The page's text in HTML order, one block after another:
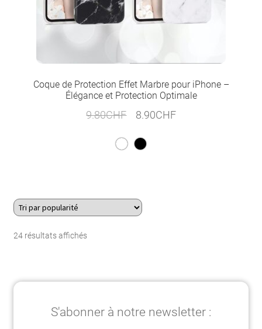
Coque de Protection Effet Marbre pour iPhone –
Élégance et Protection Optimale
9.80CHF
Le
initial
8.90CHFLe
24 résultats affichésTrié
S'abonner à notre newsletter :